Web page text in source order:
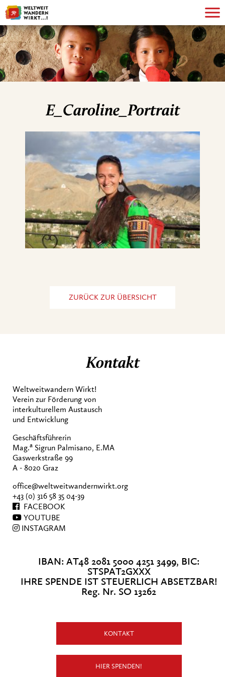
E_Caroline_Portrait
ZURÜCK ZUR ÜBERSICHT
Kontakt
Weltweitwandern Wirkt!
Verein zur Förderung von
interkulturellem Austausch
und Entwicklung
Geschäftsführerin
Mag.a Sigrun Palmisano, E.MA
Gaswerkstraße 99
A - 8020 Graz
office@weltweitwandernwirkt.org
+43 (0) 316 58 35 04-39
FACEBOOK
YOUTUBE
INSTAGRAM
IBAN: AT48 2081 5000 4251 3499, BIC:
STSPAT2GXXX
IHRE SPENDE IST STEUERLICH ABSETZBAR!
Reg. Nr. SO 13262
KONTAKT
HIER SPENDEN!